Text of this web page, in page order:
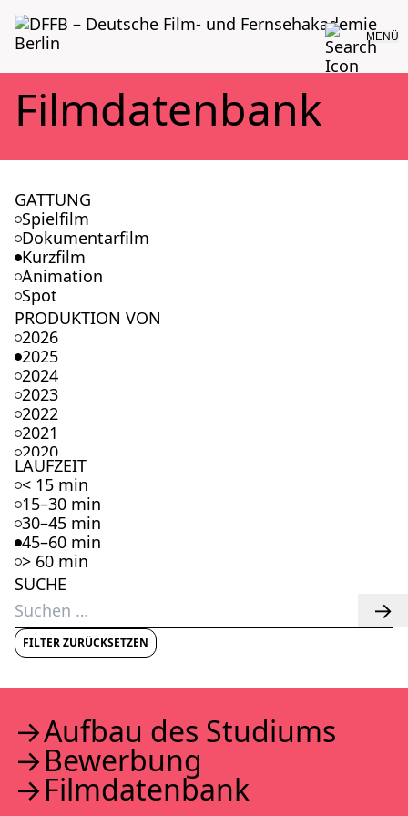
MENÜ
Film­da­ten­bank
GATTUNG
Spielfilm
Dokumentarfilm
Kurzfilm
Animation
Spot
PRODUKTION VON
2026
2025
2024
2023
2022
2021
2020
2019
2018
2017
2016
2015
2014
2013
2012
2011
2010
2009
2006
2005
2004
2003
2002
LAUFZEIT
< 15 min
15–30 min
30–45 min
45–60 min
> 60 min
SUCHE
Suchen
nach:
FILTER ZURÜCKSETZEN
Auf­bau des Stu­di­ums
Bewer­bung
Film­da­ten­bank